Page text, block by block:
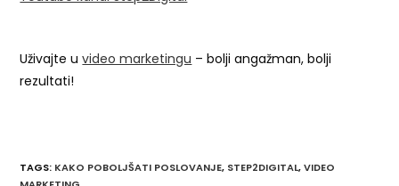
Uživajte uvideo marketingu – bolji angažman, bolji
rezultati!
TAGS: KAKO POBOLJŠATI POSLOVANJE, STEP2DIGITAL, VIDEO